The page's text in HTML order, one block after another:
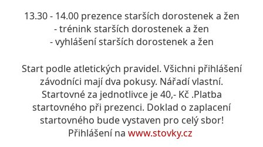
13.30 - 14.00 prezence starších dorostenek a žen
- trénink starších dorostenek a žen
- vyhlášení starších dorostenek a žen
Start podle atletických pravidel. Všichni přihlášení
závodníci mají dva pokusy. Nářadí vlastní.
Startovné za jednotlivce je 40,- Kč .Platba
startovného při prezenci. Doklad o zaplacení
startovného bude vystaven pro celý sbor!
Přihlášení na www.stovky.cz